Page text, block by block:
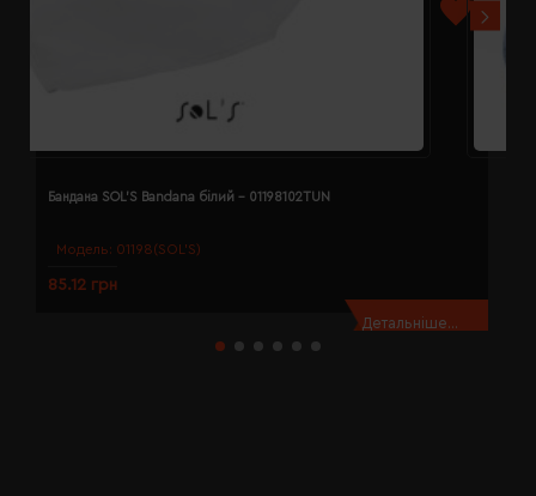
Модель: 01198(SOL’S)
Бандана SOL'S Bandana білий - 01198102TUN
85.12 грн
Детальніше...